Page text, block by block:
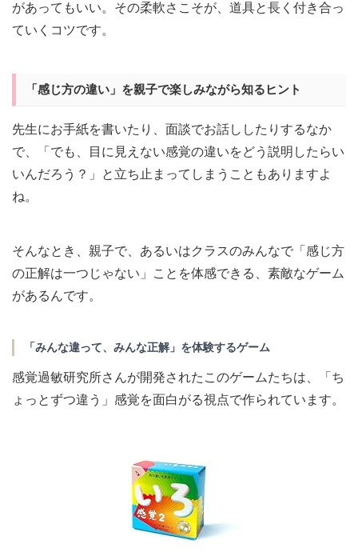
があってもいい。その柔軟さこそが、道具と長く付き合っ
ていくコツです。
「感じ方の違い」を親子で楽しみながら知るヒント
先生にお手紙を書いたり、面談でお話ししたりするなか
で、「でも、目に見えない感覚の違いをどう説明したらい
いんだろう？」と立ち止まってしまうこともありますよ
ね。
そんなとき、親子で、あるいはクラスのみんなで「感じ方
の正解は一つじゃない」ことを体感できる、素敵なゲーム
があるんです。
「みんな違って、みんな正解」を体験するゲーム
感覚過敏研究所さんが開発されたこのゲームたちは、「ち
ょっとずつ違う」感覚を面白がる視点で作られています。